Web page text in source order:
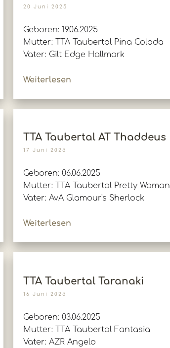
20 Juni 2025
Geboren: 19.06.2025
Mutter: TTA Taubertal Pina Colada
Vater: Gilt Edge Hallmark
Weiterlesen
TTA Taubertal AT Thaddeus
17 Juni 2025
Geboren: 06.06.2025
Mutter: TTA Taubertal Pretty Woman
Vater: AvA Glamour's Sherlock
Weiterlesen
TTA Taubertal Taranaki
16 Juni 2025
Geboren: 03.06.2025
Mutter: TTA Taubertal Fantasia
Vater: AZR Angelo